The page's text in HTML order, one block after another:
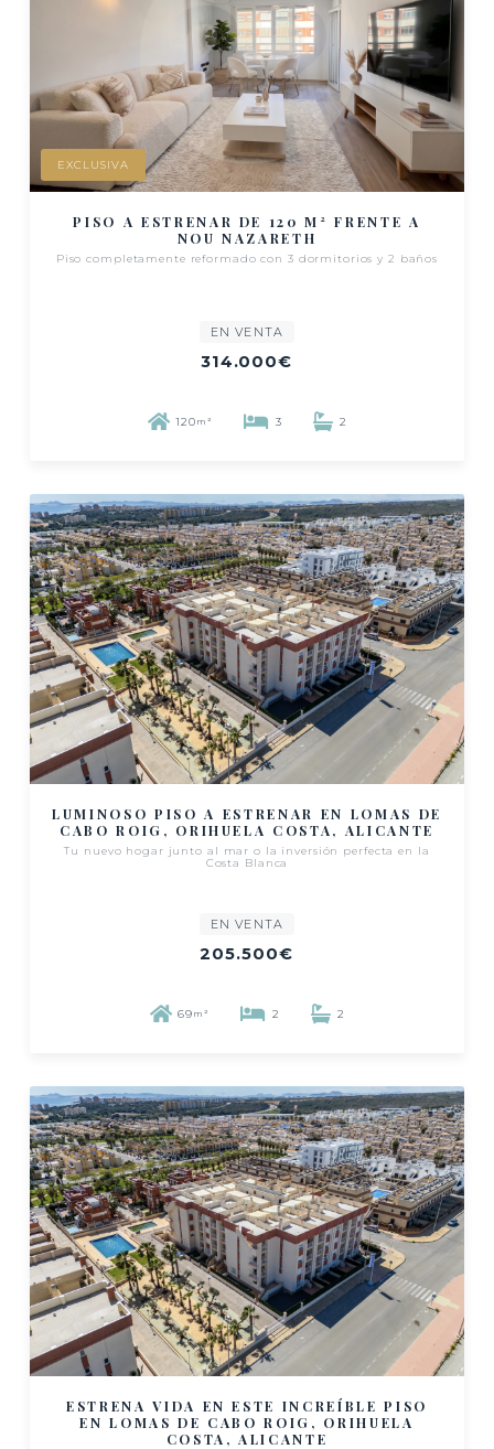
EXCLUSIVA
PISO A ESTRENAR DE 120 M² FRENTE A
NOU NAZARETH
Piso completamente reformado con 3 dormitorios y 2 baños
EN VENTA
314.000€
120 m² 3 2
LUMINOSO PISO A ESTRENAR EN LOMAS DE
CABO ROIG, ORIHUELA COSTA, ALICANTE
Tu nuevo hogar junto al mar o la inversión perfecta en la
Costa Blanca
EN VENTA
205.500€
69 m² 2 2
ESTRENA VIDA EN ESTE INCREÍBLE PISO
EN LOMAS DE CABO ROIG, ORIHUELA
COSTA, ALICANTE